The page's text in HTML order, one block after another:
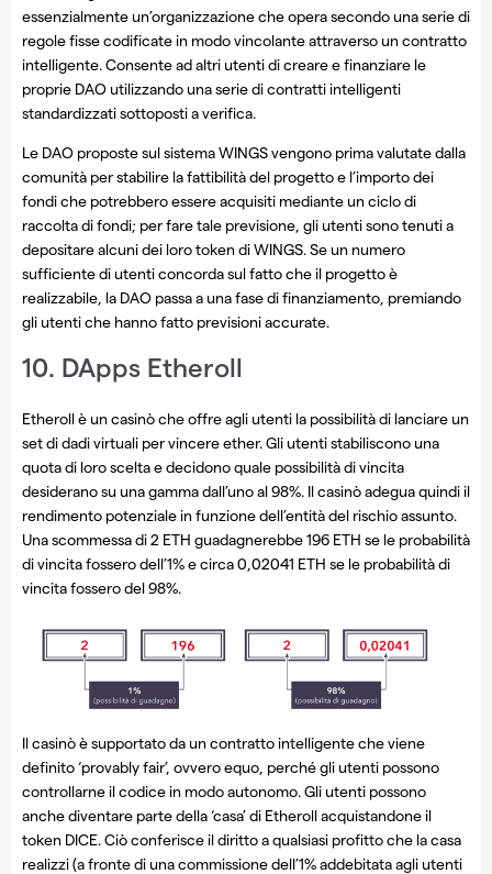
essenzialmente un’organizzazione che opera secondo una serie di
regole fisse codificate in modo vincolante attraverso un contratto
intelligente. Consente ad altri utenti di creare e finanziare le
proprie DAO utilizzando una serie di contratti intelligenti
standardizzati sottoposti a verifica.
Le DAO proposte sul sistema WINGS vengono prima valutate dalla
comunità per stabilire la fattibilità del progetto e l’importo dei
fondi che potrebbero essere acquisiti mediante un ciclo di
raccolta di fondi; per fare tale previsione, gli utenti sono tenuti a
depositare alcuni dei loro token di WINGS. Se un numero
sufficiente di utenti concorda sul fatto che il progetto è
realizzabile, la DAO passa a una fase di finanziamento, premiando
gli utenti che hanno fatto previsioni accurate.
10. DApps Etheroll
Etheroll è un casinò che offre agli utenti la possibilità di lanciare un
set di dadi virtuali per vincere ether. Gli utenti stabiliscono una
quota di loro scelta e decidono quale possibilità di vincita
desiderano su una gamma dall’uno al 98%. Il casinò adegua quindi il
rendimento potenziale in funzione dell’entità del rischio assunto.
Una scommessa di 2 ETH guadagnerebbe 196 ETH se le probabilità
di vincita fossero dell’1% e circa 0,02041 ETH se le probabilità di
vincita fossero del 98%.
Il casinò è supportato da un contratto intelligente che viene
definito ‘provably fair’, ovvero equo, perché gli utenti possono
controllarne il codice in modo autonomo. Gli utenti possono
anche diventare parte della ‘casa’ di Etheroll acquistandone il
token DICE. Ciò conferisce il diritto a qualsiasi profitto che la casa
realizzi (a fronte di una commissione dell’1% addebitata agli utenti